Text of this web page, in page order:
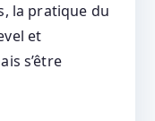
la pratique du
et
s’être